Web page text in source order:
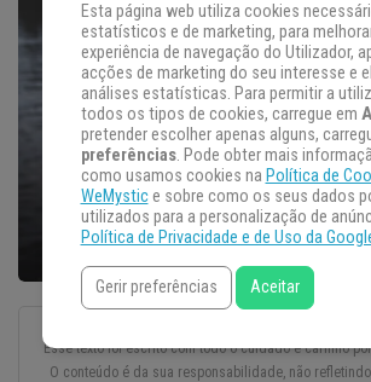
Esse texto foi escrito com todo o cuidado e carinho
O conteúdo é da sua responsabilidade, não
Esta página web utiliza cookies
estatísticos e de marketing, para
experiência de navegação do Utilizador,
acções de marketing do seu interesse e
análises estatísticas. Para permitir a
todos os tipos de cookies, carregue em
pretender escolher apenas alguns,
preferências. Pode obter mais
como usamos cookies na Política de
WeMystice sobre como os seus dados
utilizados para a personalização de
Política de Privacidade e de Uso da
Gerir preferências Aceitar